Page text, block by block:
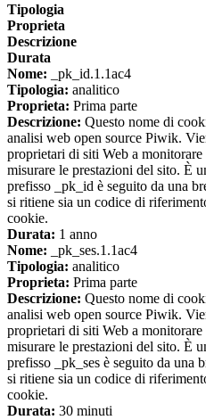
Tipologia
Proprieta
Descrizione
Durata
Nome: _pk_id.1.1ac4
Tipologia: analitico
Proprieta: Prima parte
Descrizione: Questo nome di
analisi web open source Piwik.
proprietari di siti Web a
misurare le prestazioni del sito. È
prefisso _pk_id è seguito da una
si ritiene sia un codice di
cookie.
Durata: 1 anno
Nome: _pk_ses.1.1ac4
Tipologia: analitico
Proprieta: Prima parte
Descrizione: Questo nome di
analisi web open source Piwik.
proprietari di siti Web a
misurare le prestazioni del sito. È
prefisso _pk_ses è seguito da una
si ritiene sia un codice di
cookie.
Durata: 30 minuti